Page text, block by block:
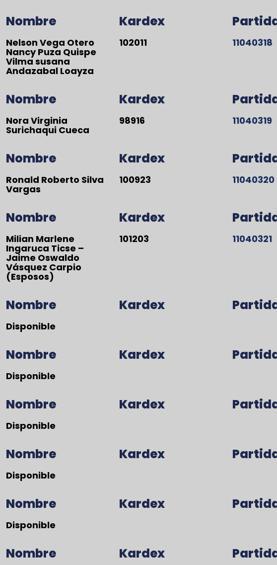
Nombre
Nelson Vega Otero
Nancy Puza Quispe
Vilma susana
Andazabal Loayza
Kardex
102011 11040318
Nombre
Nora Virginia
Surichaqui Cueca
Kardex
98916 11040319
Nombre
Ronald Roberto Silva
Vargas
Kardex
100923 11040320
Nombre
Milian Marlene
Ingaruca Ticse –
Jaime Oswaldo
Vásquez Carpio
(Esposos)
Kardex
101203 11040321
Nombre
Disponible
Kardex
Nombre
Disponible
Kardex
Nombre
Disponible
Kardex
Nombre
Disponible
Kardex
Nombre
Disponible
Kardex
Nombre Kardex